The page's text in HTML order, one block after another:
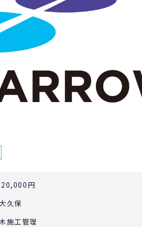
：350,000円 ～ 420,000円
久保
施工管理